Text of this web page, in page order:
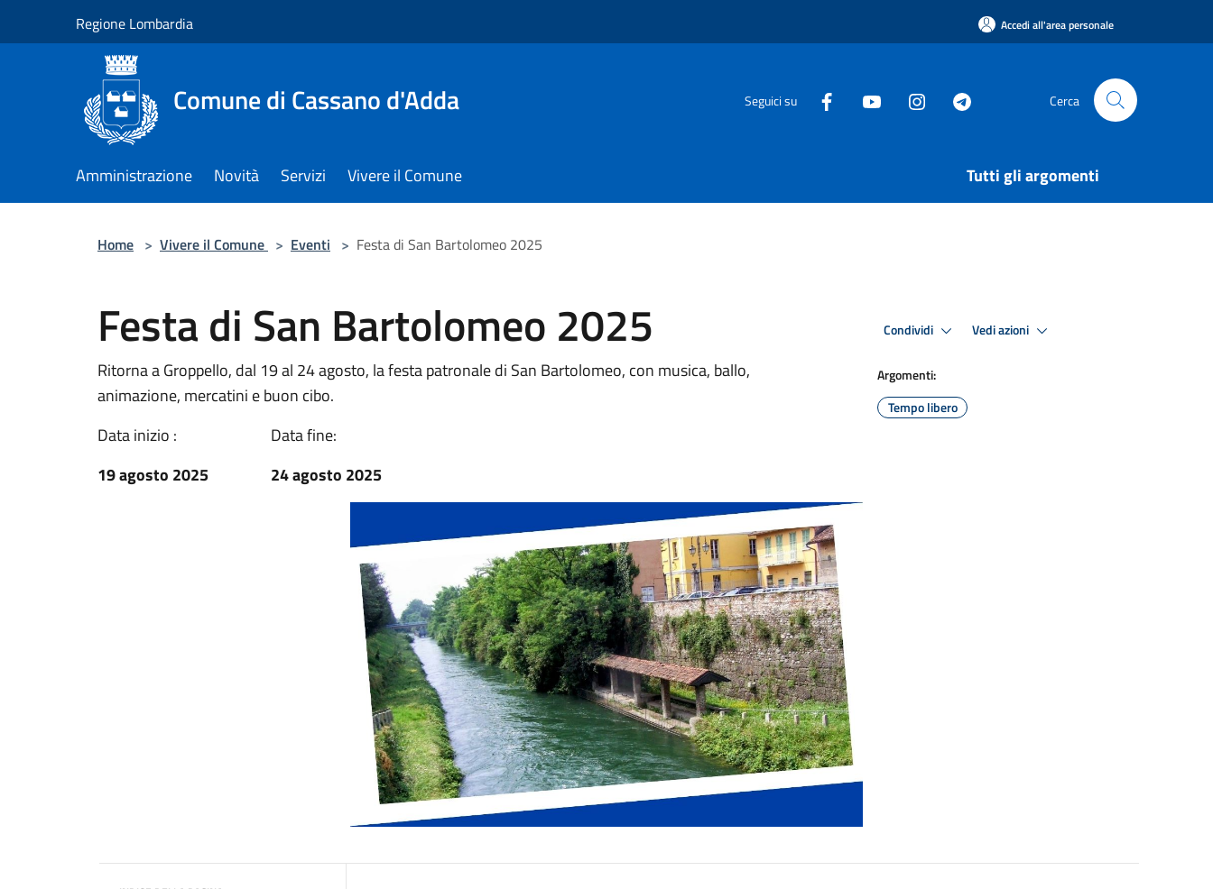
Regione Lombardia Accedi all'area personale
Comune di Cassano d'Adda Seguici su Cerca
Amministrazione Novità Servizi Vivere il Comune Tutti gli argomenti
Home > Vivere il Comune > Eventi > Festa di San Bartolomeo 2025
Festa di San Bartolomeo 2025
Ritorna a Groppello, dal 19 al 24 agosto, la festa patronale di San Bartolomeo, con musica, ballo,
animazione, mercatini e buon cibo.
Data inizio :
19 agosto 2025
Data fine:
24 agosto 2025
Condividi Vedi azioni
Argomenti:
Tempo libero